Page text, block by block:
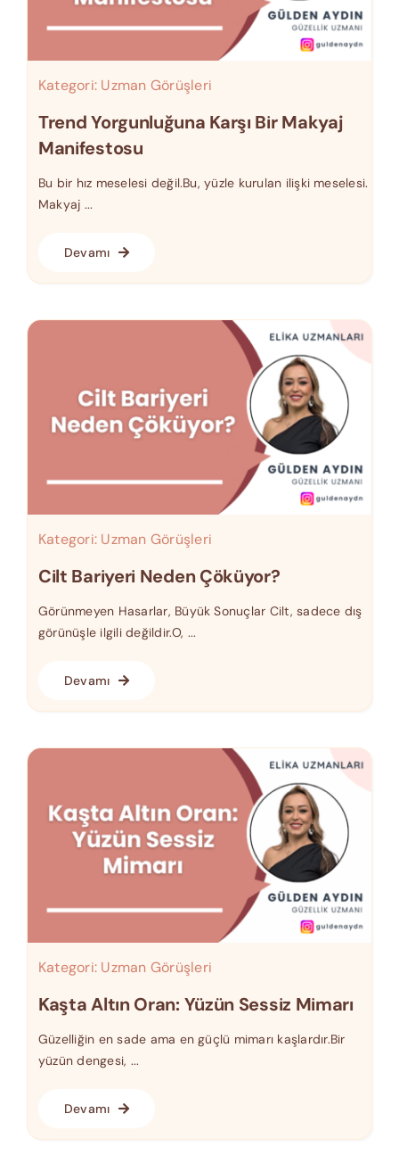
Kategori: Uzman Görüşleri
Trend Yorgunluğuna Karşı Bir Makyaj
Manifestosu
Bu bir hız meselesi değil.Bu, yüzle kurulan ilişki meselesi.
Makyaj ...
Devamı
Kategori: Uzman Görüşleri
Cilt Bariyeri Neden Çöküyor?
Görünmeyen Hasarlar, Büyük Sonuçlar Cilt, sadece dış
görünüşle ilgili değildir.O, ...
Devamı
Kategori: Uzman Görüşleri
Kaşta Altın Oran: Yüzün Sessiz Mimarı
Güzelliğin en sade ama en güçlü mimarı kaşlardır.Bir
yüzün dengesi, ...
Devamı